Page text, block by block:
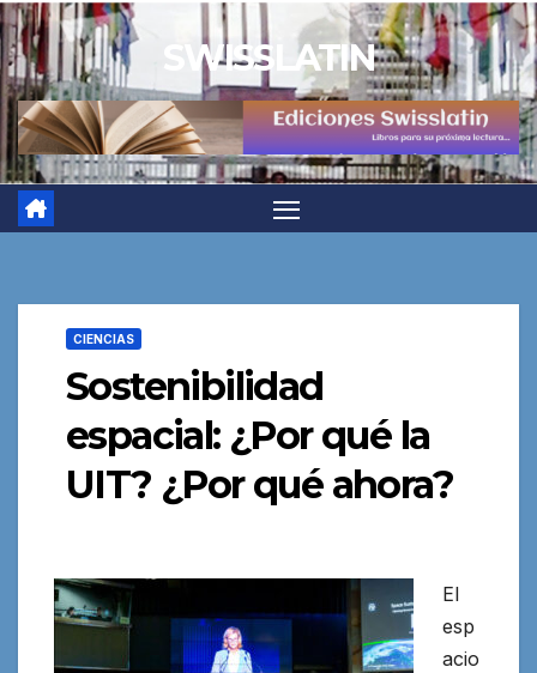
Saltar
al
contenido
SWISSLATIN
CIENCIAS
Sostenibilidad
espacial: ¿Por qué la
UIT? ¿Por qué ahora?
El
esp
acio